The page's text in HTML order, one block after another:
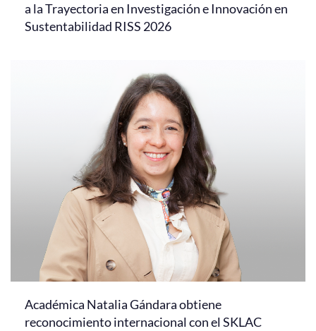
a la Trayectoria en Investigación e Innovación en
Sustentabilidad RISS 2026
Académica Natalia Gándara obtiene
reconocimiento internacional con el SKLAC